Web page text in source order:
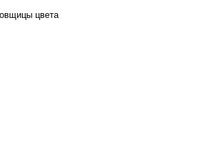
цвета